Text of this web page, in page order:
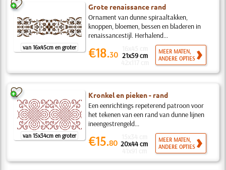
van 16x45cm en groter
Grote renaissance rand
Ornament van dunne spiraaltakken,
knoppen, bloemen, bessen en bladeren in
renaissancestijl. Herhalend...
€18.30 21x59 cm
MEER MATEN,
ANDERE OPTIES
van 15x34cm en groter
Kronkel en pieken - rand
Een eenrichtings repeterend patroon voor
het tekenen van een rand van dunne lijnen
ineengestrengeld...
€15.80 20x44 cm
MEER MATEN,
ANDERE OPTIES